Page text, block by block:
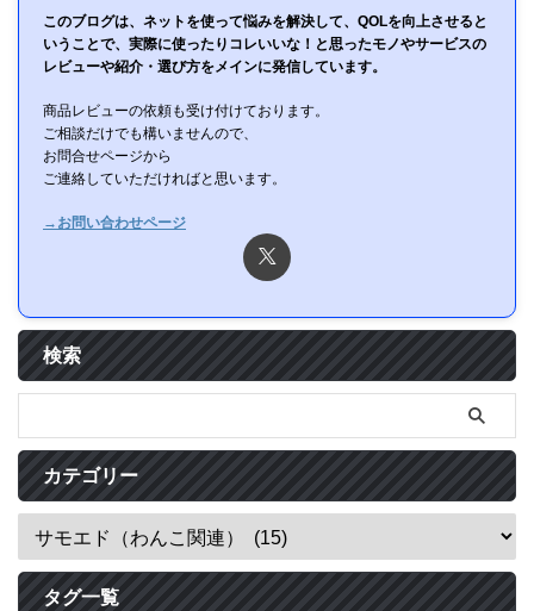
このブログは、ネットを使って悩みを解決して、QOLを向上させると
いうことで、実際に使ったりコレいいな！と思ったモノやサービスの
レビューや紹介・選び方をメインに発信しています。
商品レビューの依頼も受け付けております。
ご相談だけでも構いませんので、
お問合せページから
ご連絡していただければと思います。
→お問い合わせページ
検索
カテゴリー
タグ一覧